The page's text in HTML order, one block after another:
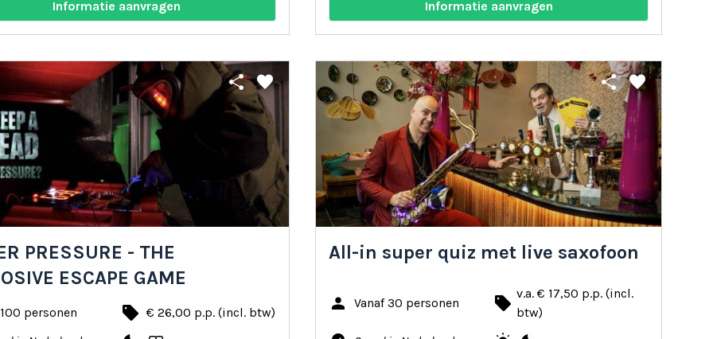
Informatie aanvragen Informatie aanvragen
share favorite
PRESSURE - THE
ESCAPE GAME
personen local_offer € 26,00 p.p. (incl. btw)
share favorite
All-in super quiz met live saxofoon
person Vanaf 30 personen local_offer v.a. € 17,50 p.p. (incl.
btw)